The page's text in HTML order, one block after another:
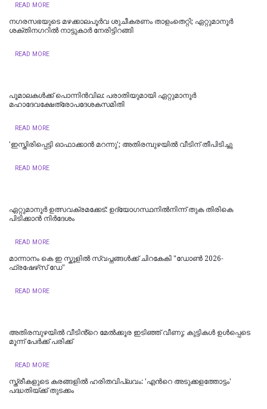
READ MORE
നഗരസഭയുടെ മഴക്കാലപൂർവ ശുചീകരണം താളംതെറ്റി; ഏറ്റുമാനൂർ
ശക്തിനഗറിൽ നാട്ടുകാർ നേരിട്ടിറങ്ങി
READ MORE
പൂമാലകള്‍ക്ക് പൊന്നിന്‍വില: പരാതിയുമായി ഏറ്റുമാനൂര്‍
മഹാദേവക്ഷേത്രോപദേശകസമിതി
READ MORE
'ഇസ്തിരിപ്പെട്ടി ഓഫാക്കാൻ മറന്നു'; അതിരമ്പുഴയിൽ വീടിന് തീപിടിച്ചു
READ MORE
ഏറ്റുമാനൂർ ഉത്സവക്രമക്കേട്: ഉദ്യോഗസ്ഥനിൽനിന്ന് തുക തിരികെ
പിടിക്കാൻ നിർദേശം
READ MORE
മാന്നാനം കെ ഇ സ്കൂളില്‍ സ്വപ്നങ്ങൾക്ക് ചിറകേകി "ഡോണ്‍ 2026-
ഫ്രഷേഴ്‌സ് ഡേ"
READ MORE
അതിരമ്പുഴയില്‍ വീടിൻ്റെ മേൽക്കൂര ഇടിഞ്ഞ് വീണു; കുട്ടികൾ ഉൾപ്പെടെ
മൂന്ന് പേർക്ക് പരിക്ക്
READ MORE
സ്ത്രീകളുടെ കരങ്ങളിൽ ഹരിതവിപ്ലവം: 'എന്‍റെ അടുക്കളത്തോട്ടം'
പദ്ധതിയ്ക്ക് തുടക്കം